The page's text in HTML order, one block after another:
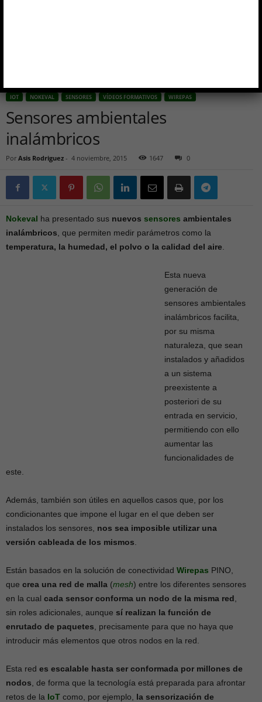
IOT NOKEVAL SENSORES VÍDEOS FORMATIVOS WIREPAS
Sensores ambientales
inalámbricos
Por Asis Rodriguez - 4 noviembre, 2015 1647 0
Nokeval ha presentado sus nuevos sensores ambientales
inalámbricos , que permiten medir parámetros como la
temperatura, la humedad, el polvo o la calidad del aire
Esta nueva
generación de
sensores ambientales
inalámbricos facilita,
por su misma
naturaleza, que sean
instalados y añadidos
a un sistema
preexistente a
posteriori de su
entrada en servicio,
permitiendo con ello
aumentar las
funcionalidades de
este.
Además, también son útiles en aquellos casos que, por los
condicionantes que impone el lugar en el que deben ser
instalados los sensores, nos sea imposible utilizar una
versión cableada de los mismos
Están basados en la solución de conectividad Wirepas PINO,
que crea una red de malla (mesh) entre los diferentes sensores
en la cual cada sensor conforma un nodo de la misma red
sin roles adicionales, aunque sí realizan la función de
enrutado de paquetes , precisamente para que no haya que
introducir más elementos que otros nodos en la red.
Esta red es escalable hasta ser conformada por millones de
nodos , de forma que la tecnología está preparada para afrontar
retos de la IoT como, por ejemplo, la sensorización de